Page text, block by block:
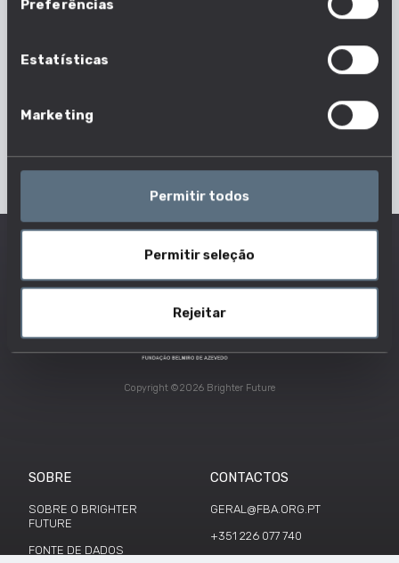
Preferências
Estatísticas
Marketing
Permitir todos
Permitir seleção
Rejeitar
como acederam e progrediram no curso.
Copyright ©2026 Brighter Future
SOBRE
SOBRE O BRIGHTER
FUTURE
FONTE DE DADOS
CONTACTOS
GERAL@FBA.ORG.PT
+351 226 077 740